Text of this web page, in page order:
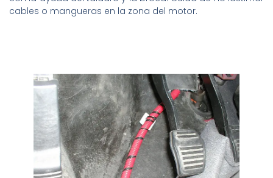
cables o mangueras en la zona del motor.